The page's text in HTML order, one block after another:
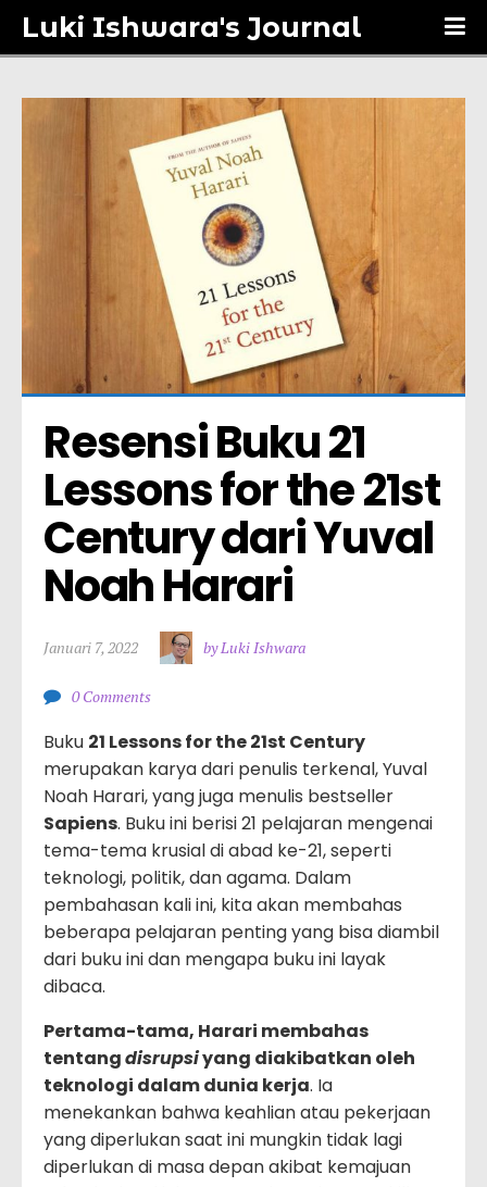
Luki Ishwara's Journal
Resensi Buku 21
Lessons for the 21st
Century dari Yuval
Noah Harari
Januari 7, 2022 by Luki Ishwara
0 Comments
Buku 21 Lessons for the 21st Century
merupakan karya dari penulis terkenal, Yuval
Noah Harari, yang juga menulis bestseller
Sapiens. Buku ini berisi 21 pelajaran mengenai
tema-tema krusial di abad ke-21, seperti
teknologi, politik, dan agama. Dalam
pembahasan kali ini, kita akan membahas
beberapa pelajaran penting yang bisa diambil
dari buku ini dan mengapa buku ini layak
dibaca.
Pertama-tama, Harari membahas
tentangdisrupsiyang diakibatkan oleh
teknologi dalam dunia kerja. Ia
menekankan bahwa keahlian atau pekerjaan
yang diperlukan saat ini mungkin tidak lagi
diperlukan di masa depan akibat kemajuan